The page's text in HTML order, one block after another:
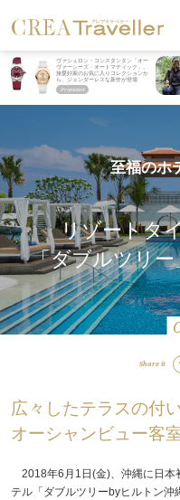
ヴァシュロン・コンスタンタン「オー
ヴァーシーズ・オートマティック」。
旅愛好家のお気に入りコレクションか
ら、ジェンダーレスな新作が登場
至福のホ
リゾートタ
「ダブルツリー
Share it
広々したテラスの付
オーシャンビュー客
2018年6月1日(金)、沖縄に日本
テル「ダブルツリーbyヒルトン沖